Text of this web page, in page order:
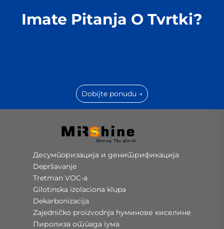
Imate Pitanja O Tvrtki?
Dobijte ponudu →
Десумпоризација и денитрификација
Depršavanje
Tretman VOC-a
Gilotinska izolaciona klupa
Dekarbonizacija
Zajedničko proizvodnja hуминове киселине
Пиролиза отпада гума